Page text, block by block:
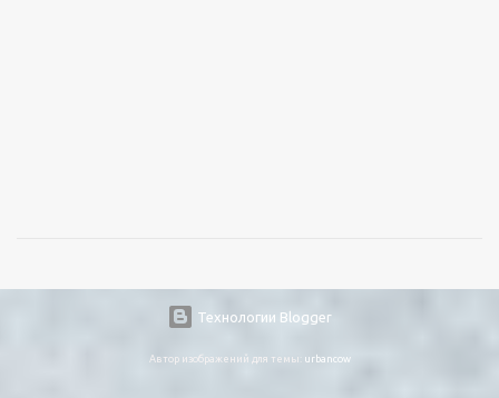
Технологии Blogger
Автор изображений для темы: urbancow